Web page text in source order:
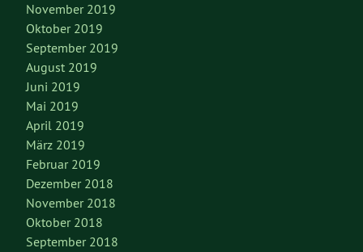
November 2019
Oktober 2019
September 2019
August 2019
Juni 2019
Mai 2019
April 2019
März 2019
Februar 2019
Dezember 2018
November 2018
Oktober 2018
September 2018